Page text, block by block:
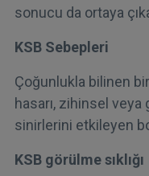
sonucu da ortaya
KSB Sebepleri
Çoğunlukla bilinen
hasarı, zihinsel
sinirlerini etkileyen
KSB görülme sıklığı